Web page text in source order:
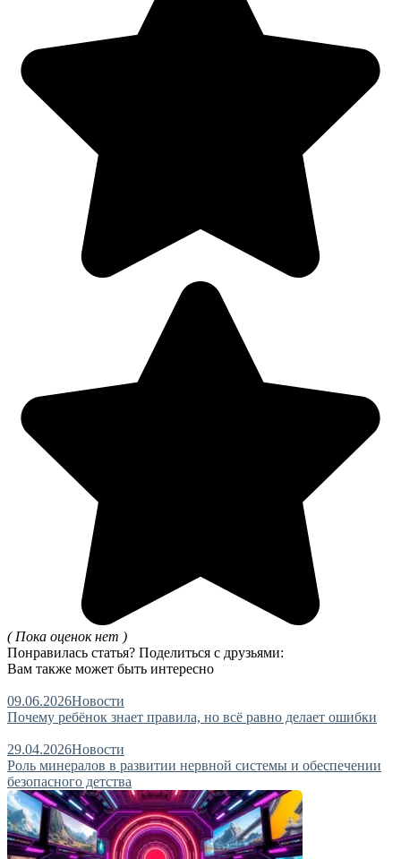
( Пока оценок нет )
Понравилась статья? Поделиться с друзьями:
Вам также может быть интересно
09.06.2026Новости
Почему ребёнок знает правила, но всё равно делает ошибки
29.04.2026Новости
Роль минералов в развитии нервной системы и обеспечении
безопасного детства